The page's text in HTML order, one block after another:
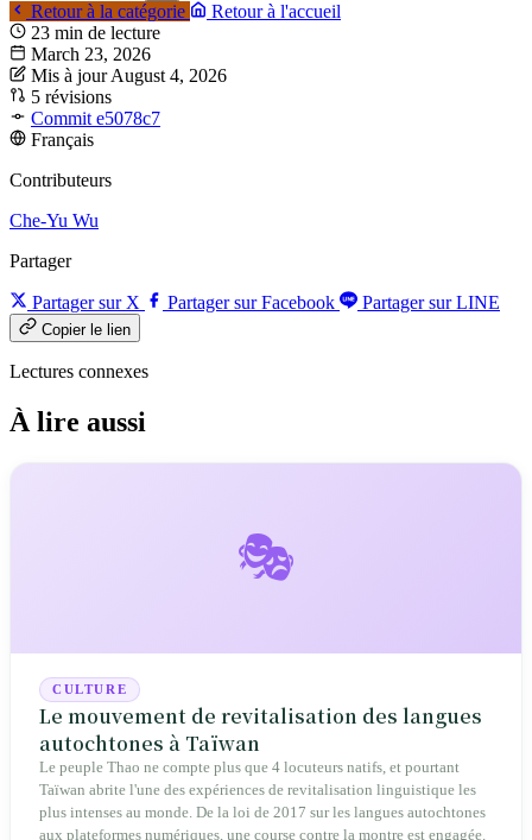
Retour à la catégorie
Retour à l'accueil
23 min de lecture
March 23, 2026
Mis à jour August 4, 2026
5 révisions
Commit e5078c7
Français
Contributeurs
Che-Yu Wu
Partager
Partager sur X Partager sur Facebook Partager sur LINE
Copier le lien
Lectures connexes
À lire aussi
🎭
CULTURE
Le mouvement de revitalisation des langues
autochtones à Taïwan
Le peuple Thao ne compte plus que 4 locuteurs natifs, et pourtant
Taïwan abrite l'une des expériences de revitalisation linguistique les
plus intenses au monde. De la loi de 2017 sur les langues autochtones
aux plateformes numériques, une course contre la montre est engagée.